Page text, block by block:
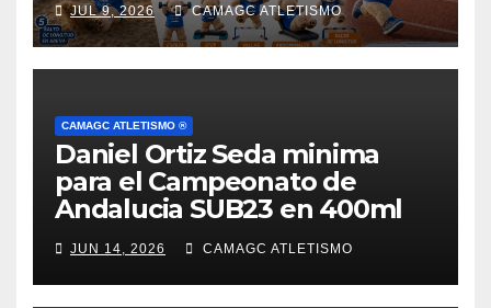
JUL 9, 2026 CAMAGC ATLETISMO
CAMAGC ATLETISMO ®
Daniel Ortiz Seda minima
para el Campeonato de
Andalucia SUB23 en 400ml
JUN 14, 2026 CAMAGC ATLETISMO